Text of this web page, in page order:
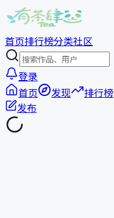
首页排行榜分类社区
登录
首页
发现 排行榜
发布